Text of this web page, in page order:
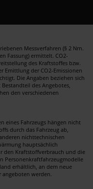
Messverfahren (§ 2 Nrn.
Fassung) ermittelt. CO2-
des Kraftstoffes bzw.
Emittlung der CO2-Emissionen
Die Angaben beziehen sich
des Angebotes,
den verschiedenen
eines Fahrzeugs hängen nicht
durch das Fahrzeug ab,
nichttechnischen
hauptsächlich
den Kraftstoffverbrauch und die
Personenkraftfahrzeugmodelle
erhältlich, an dem neue
werden.